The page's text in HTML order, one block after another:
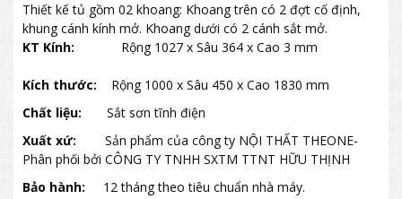
Thiết kế tủ gồm 02 khoang: Khoang trên có 2 đợt cố định,
khung cánh kính mở. Khoang dưới có 2 cánh sắt mở.
KT Kính: Rộng 1027 x Sâu 364 x Cao 3 mm
Kích thước: Rộng 1000 x Sâu 450 x Cao 1830 mm
Chất liệu:
Sắt sơn tĩnh điện
Xuất xứ:
Sản phẩm của công ty NỘI THẤT THEONE-
Phân phối bởi CÔNG TY TNHH SXTM TTNT HỮU THỊNH
Bảo hành:
12 tháng theo tiêu chuẩn nhà máy.